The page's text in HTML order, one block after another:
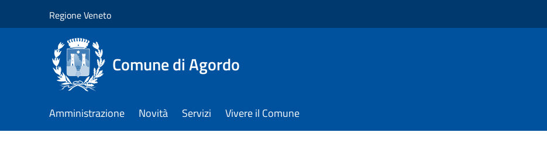
Regione Veneto
Comune di Agordo
Amministrazione Novità Servizi Vivere il Comune